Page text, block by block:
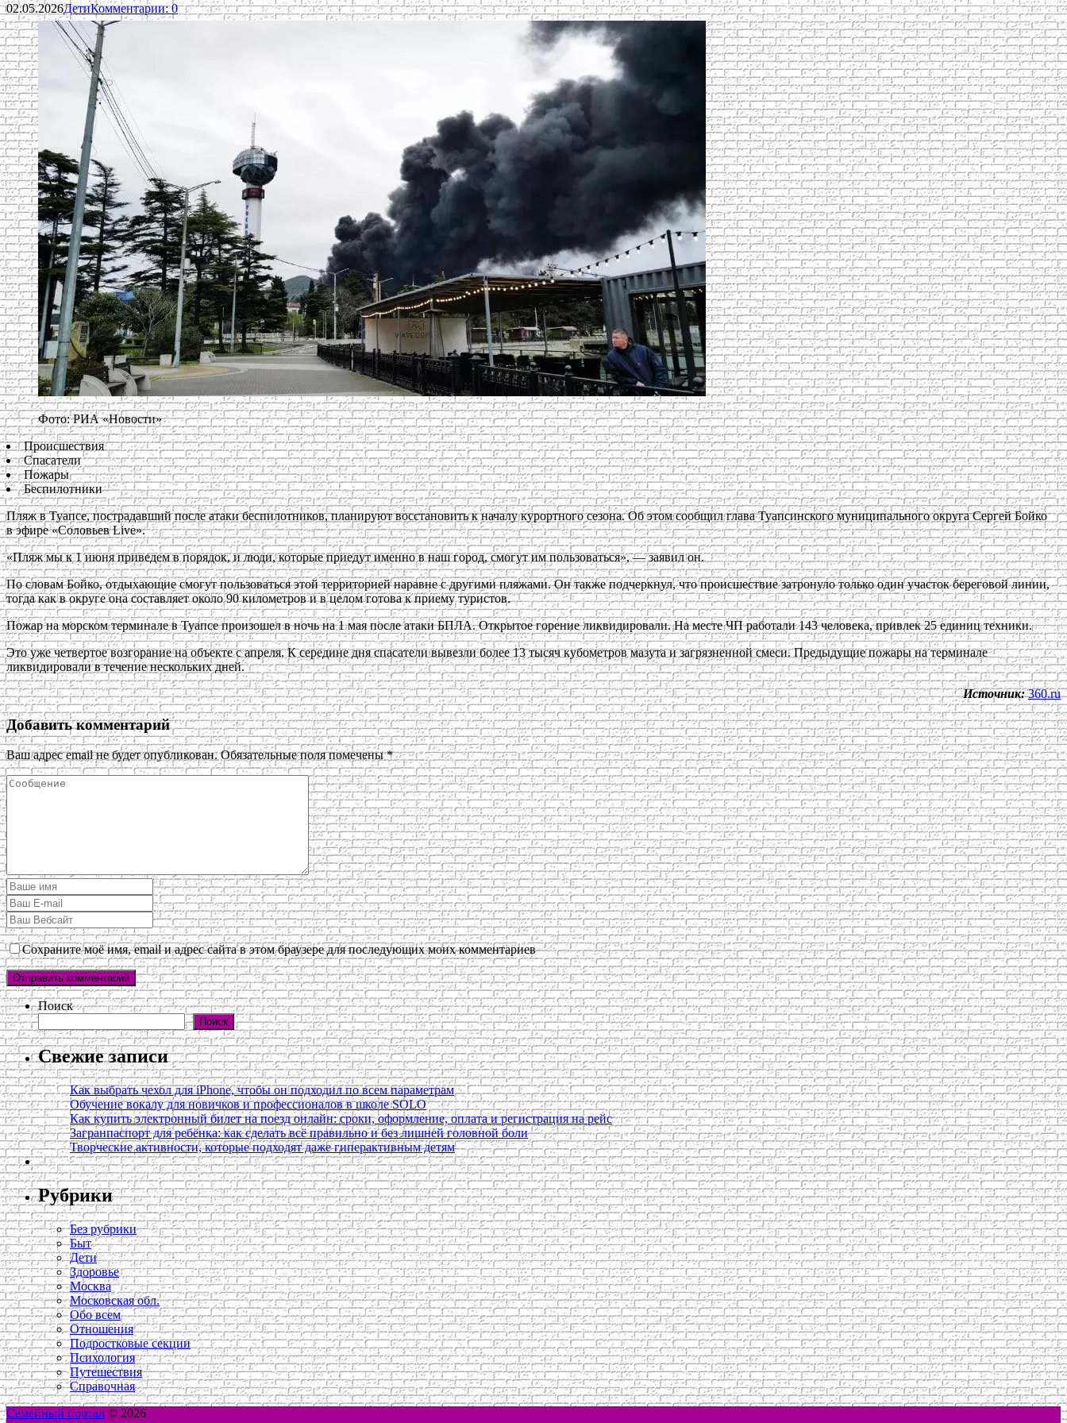
02.05.2026ДетиКомментарии: 0
Фото: РИА «Новости»
Происшествия
Спасатели
Пожары
Беспилотники
Пляж в Туапсе, пострадавший после атаки беспилотников, планируют восстановить к началу курортного сезона. Об этом сообщил глава Туапсинского муниципального округа Сергей Бойко
в эфире «Соловьев Live».
«Пляж мы к 1 июня приведем в порядок, и люди, которые приедут именно в наш город, смогут им пользоваться», — заявил он.
По словам Бойко, отдыхающие смогут пользоваться этой территорией наравне с другими пляжами. Он также подчеркнул, что происшествие затронуло только один участок береговой линии,
тогда как в округе она составляет около 90 километров и в целом готова к приему туристов.
Пожар на морском терминале в Туапсе произошел в ночь на 1 мая после атаки БПЛА. Открытое горение ликвидировали. На месте ЧП работали 143 человека, привлек 25 единиц техники.
Это уже четвертое возгорание на объекте с апреля. К середине дня спасатели вывезли более 13 тысяч кубометров мазута и загрязненной смеси. Предыдущие пожары на терминале
ликвидировали в течение нескольких дней.
Источник: 360.ru
Добавить комментарий
Ваш адрес email не будет опубликован. Обязательные поля помечены*
Сохраните моё имя, email и адрес сайта в этом браузере для последующих моих комментариев
Поиск
Поиск
Свежие записи
Как выбрать чехол для iPhone, чтобы он подходил по всем параметрам
Обучение вокалу для новичков и профессионалов в школе SOLO
Как купить электронный билет на поезд онлайн: сроки, оформление, оплата и регистрация на рейс
Загранпаспорт для ребёнка: как сделать всё правильно и без лишней головной боли
Творческие активности, которые подходят даже гиперактивным детям
Рубрики
Без рубрики
Быт
Дети
Здоровье
Москва
Московская обл.
Обо всем
Отношения
Подростковые секции
Психология
Путешествия
Справочная
Семейный портал © 2026